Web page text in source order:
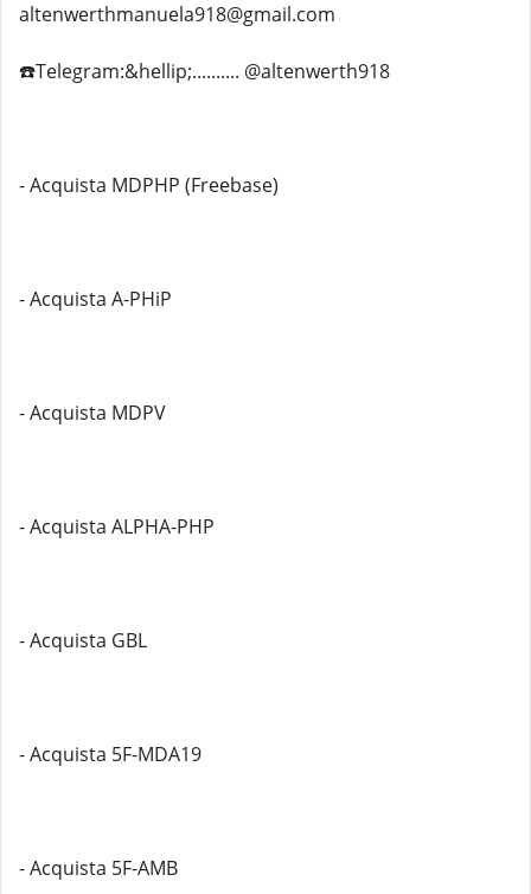
altenwerthmanuela918@gmail.com
☎️Telegram:&hellip;.......... @altenwerth918
- Acquista MDPHP (Freebase)
- Acquista A-PHiP
- Acquista MDPV
- Acquista ALPHA-PHP
- Acquista GBL
- Acquista 5F-MDA19
- Acquista 5F-AMB